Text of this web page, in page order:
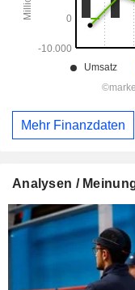
Mehr Finanzdaten
Analysen /